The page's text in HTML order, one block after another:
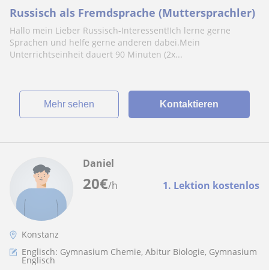
Russisch als Fremdsprache (Muttersprachler)
Hallo mein Lieber Russisch-Interessent!Ich lerne gerne
Sprachen und helfe gerne anderen dabei.Mein
Unterrichtseinheit dauert 90 Minuten (2x...
Mehr sehen Kontaktieren
20€/h 1. Lektion kostenlos
Daniel
Konstanz
Englisch: Gymnasium Chemie, Abitur Biologie, Gymnasium
Englisch